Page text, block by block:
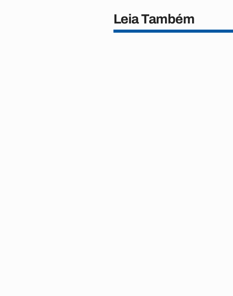
Leia Também